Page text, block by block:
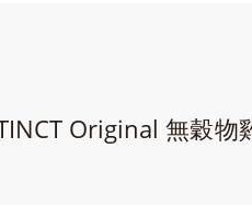
Original 無穀物